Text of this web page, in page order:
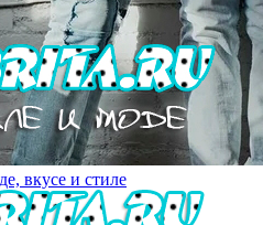
вкусе и стиле